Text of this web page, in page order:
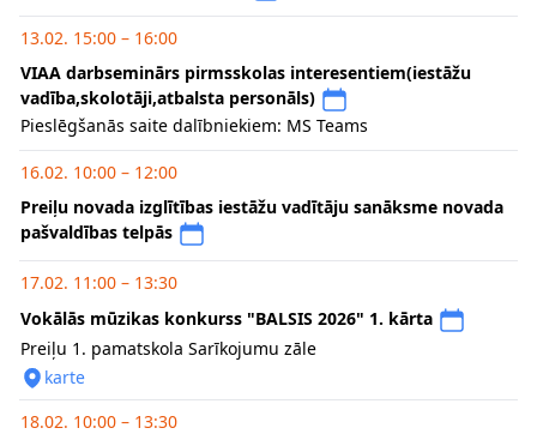
13.02. 15:00 – 16:00
VIAA darbseminārs pirmsskolas interesentiem(iestāžu
vadība,skolotāji,atbalsta personāls)
Pieslēgšanās saite dalībniekiem: MS Teams
16.02. 10:00 – 12:00
Preiļu novada izglītības iestāžu vadītāju sanāksme novada
pašvaldības telpās
17.02. 11:00 – 13:30
Vokālās mūzikas konkurss "BALSIS 2026" 1. kārta
Preiļu 1. pamatskola Sarīkojumu zāle
karte
18.02. 10:00 – 13:30